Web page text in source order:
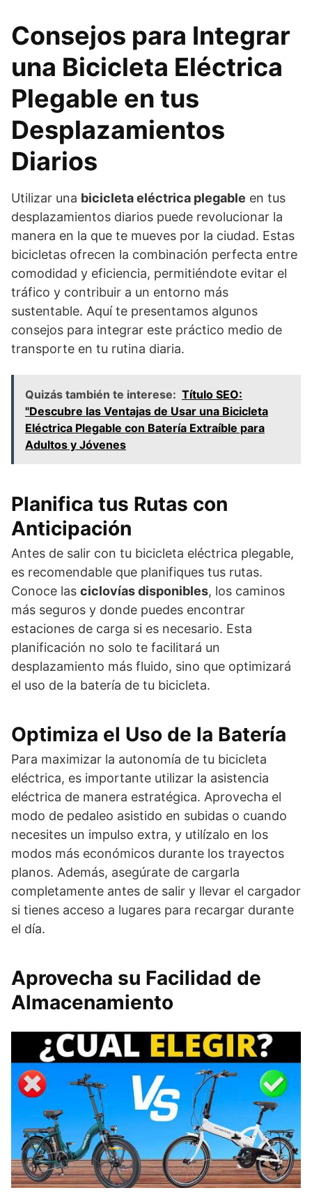
Consejos para Integrar
una Bicicleta Eléctrica
Plegable en tus
Desplazamientos
Diarios
Utilizar una bicicleta eléctrica plegable en tus
desplazamientos diarios puede revolucionar la
manera en la que te mueves por la ciudad. Estas
bicicletas ofrecen la combinación perfecta entre
comodidad y eficiencia, permitiéndote evitar el
tráfico y contribuir a un entorno más
sustentable. Aquí te presentamos algunos
consejos para integrar este práctico medio de
transporte en tu rutina diaria.
Quizás también te interese: Título SEO:
"Descubre las Ventajas de Usar una Bicicleta
Eléctrica Plegable con Batería Extraíble para
Adultos y Jóvenes
Planifica tus Rutas con
Anticipación
Antes de salir con tu bicicleta eléctrica plegable,
es recomendable que planifiques tus rutas.
Conoce las ciclovías disponibles, los caminos
más seguros y donde puedes encontrar
estaciones de carga si es necesario. Esta
planificación no solo te facilitará un
desplazamiento más fluido, sino que optimizará
el uso de la batería de tu bicicleta.
Optimiza el Uso de la Batería
Para maximizar la autonomía de tu bicicleta
eléctrica, es importante utilizar la asistencia
eléctrica de manera estratégica. Aprovecha el
modo de pedaleo asistido en subidas o cuando
necesites un impulso extra, y utilízalo en los
modos más económicos durante los trayectos
planos. Además, asegúrate de cargarla
completamente antes de salir y llevar el cargador
si tienes acceso a lugares para recargar durante
el día.
Aprovecha su Facilidad de
Almacenamiento